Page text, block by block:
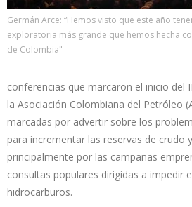
Germán Arce: “Hemos visto que este año
exploratoria más grande que hemos hecha
de Colombia"
conferencias que marcaron el inicio del
la Asociación Colombiana del Petróleo
marcadas por advertir sobre los
para incrementar las reservas de crudo
principalmente por las campañas
consultas populares dirigidas a impedir
hidrocarburos.